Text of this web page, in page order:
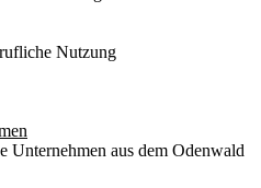
Nutzung
Unternehmen aus dem Odenwald